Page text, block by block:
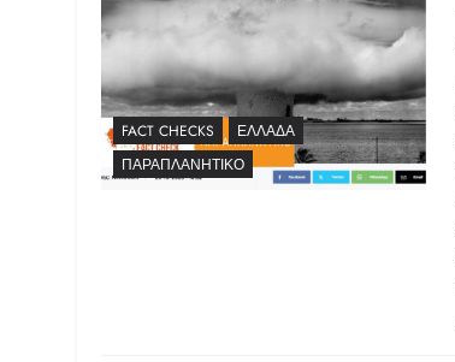
FACT CHECKS
ΕΛΛΆΔΑ
ΠΑΡΑΠΛΑΝΗΤΙΚΌ